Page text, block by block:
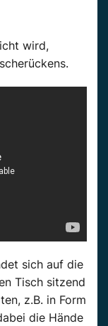
wird,
sich auf die
Tisch sitzend
z.B. in Form
die Hände